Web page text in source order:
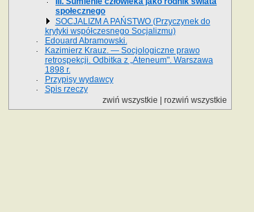
społecznego
SOCJALIZM A PAŃSTWO (Przyczynek do
krytyki współczesnego Socjalizmu)
Edouard Abramowski.
Kazimierz Krauz. — Socjologiczne prawo
retrospekcji. Odbitka z „Ateneum". Warszawa
1898 r.
Przypisy wydawcy
Spis rzeczy
zwiń wszystkie |rozwiń wszystkie